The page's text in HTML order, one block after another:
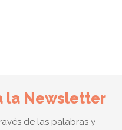
la Newsletter
de las palabras y